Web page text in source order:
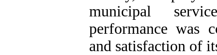
municipal
performance was
and satisfaction of